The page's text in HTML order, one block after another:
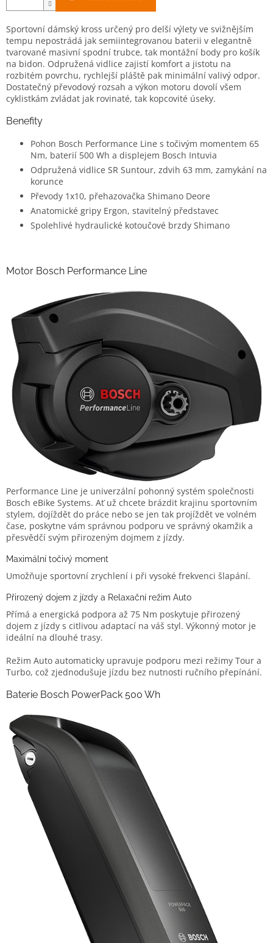
Sportovní dámský kross určený pro delší výlety ve svižnějším
tempu nepostrádá jak semiintegrovanou baterii v elegantně
tvarované masivní spodní trubce, tak montážní body pro košík
na bidon. Odpružená vidlice zajistí komfort a jistotu na
rozbitém povrchu, rychlejší pláště pak minimální valivý odpor.
Dostatečný převodový rozsah a výkon motoru dovolí všem
cyklistkám zvládat jak rovinaté, tak kopcovité úseky.
Benefity
Pohon Bosch Performance Line s točivým momentem 65
Nm, baterií 500 Wh a displejem Bosch Intuvia
Odpružená vidlice SR Suntour, zdvih 63 mm, zamykání na
korunce
Převody 1x10, přehazovačka Shimano Deore
Anatomické gripy Ergon, stavitelný představec
Spolehlivé hydraulické kotoučové brzdy Shimano
Motor Bosch Performance Line
Performance Line je univerzální pohonný systém společnosti
Bosch eBike Systems. Ať už chcete brázdit krajinu sportovním
stylem, dojíždět do práce nebo se jen tak projíždět ve volném
čase, poskytne vám správnou podporu ve správný okamžik a
přesvědčí svým přirozeným dojmem z jízdy.
Maximální točivý moment
Umožňuje sportovní zrychlení i při vysoké frekvenci šlapání.
Přirozený dojem z jízdy a Relaxační režim Auto
Přímá a energická podpora až 75 Nm poskytuje přirozený
dojem z jízdy s citlivou adaptací na váš styl. Výkonný motor je
ideální na dlouhé trasy.
Režim Auto automaticky upravuje podporu mezi režimy Tour a
Turbo, což zjednodušuje jízdu bez nutnosti ručního přepínání.
Baterie Bosch PowerPack 500 Wh